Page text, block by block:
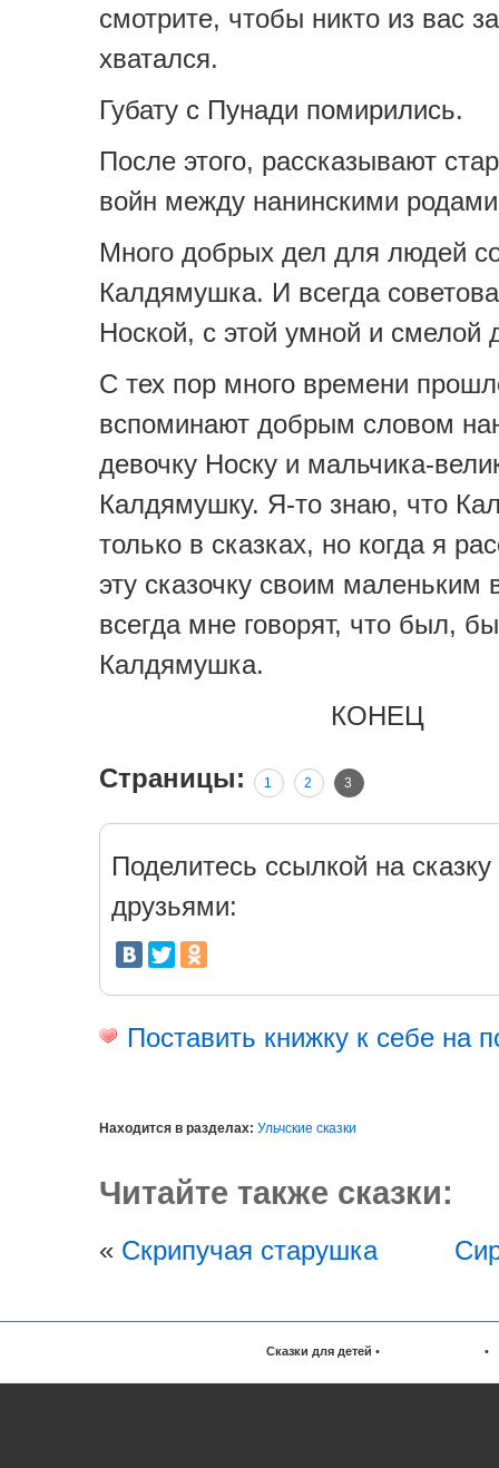
смотрите, чтобы никто из вас
хватался.
Губату с Пунади помирились.
После этого, рассказывают
войн между нанинскими
Много добрых дел для людей
Калдямушка. И всегда
Ноской, с этой умной и смелой
С тех пор много времени
вспоминают добрым словом
девочку Носку и мальчика-
Калдямушку. Я-то знаю, что
только в сказках, но когда я
эту сказочку своим маленьким
всегда мне говорят, что был,
Калдямушка.
КОНЕЦ
Страницы: 1 2 3
Поделитесь ссылкой на сказку
друзьями:
Поставить книжку к себе на
Находится в разделах: Ульчские сказки
Читайте также сказки:
« Скрипучая старушка
Сказки для детей • •